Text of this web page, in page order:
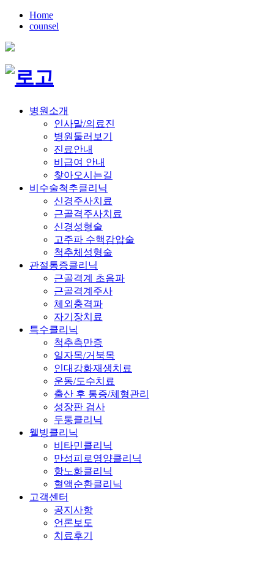
Home
counsel
병원소개
인사말/의료진
병원둘러보기
진료안내
비급여 안내
찾아오시는길
비수술척추클리닉
신경주사치료
근골격주사치료
신경성형술
고주파 수핵감압술
척추체성형술
관절통증클리닉
근골격계 초음파
근골격계주사
체외충격파
자기장치료
특수클리닉
척추측만증
일자목/거북목
인대강화재생치료
운동/도수치료
출산 후 통증/체형관리
성장판 검사
두통클리닉
웰빙클리닉
비타민클리닉
만성피로영양클리닉
항노화클리닉
혈액순환클리닉
고객센터
공지사항
언론보도
치료후기